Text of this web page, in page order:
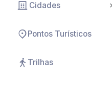
Cidades
Pontos Turísticos
Trilhas